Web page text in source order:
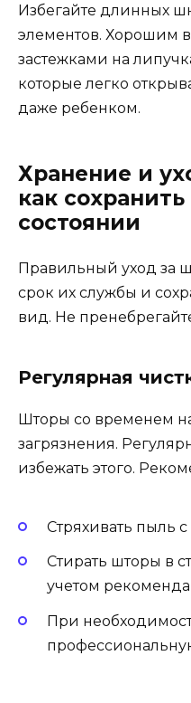
Избегайте длинных
элементов. Хорошим
застежками на
которые легко
даже ребенком.
Хранение и
как
состоянии
Правильный уход за
срок их службы и
вид. Не
Регулярная
Шторы со временем
загрязнения.
избежать этого.
Стряхивать пыль
Стирать шторы в
учетом
При